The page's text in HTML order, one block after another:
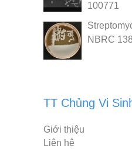
100771
NBRC
TT Chủng Vi
Giới thiệu
Liên hệ